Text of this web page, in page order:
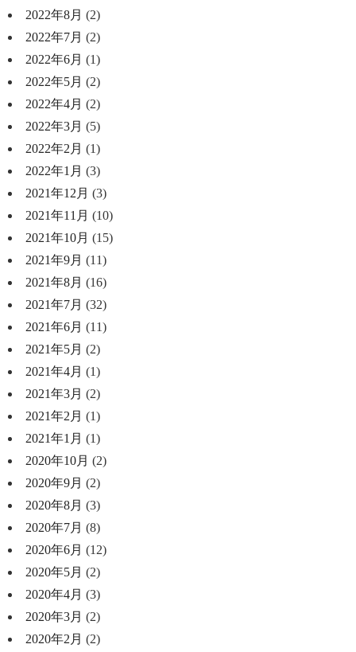
2022年8月 (2)
2022年7月 (2)
2022年6月 (1)
2022年5月 (2)
2022年4月 (2)
2022年3月 (5)
2022年2月 (1)
2022年1月 (3)
2021年12月 (3)
2021年11月 (10)
2021年10月 (15)
2021年9月 (11)
2021年8月 (16)
2021年7月 (32)
2021年6月 (11)
2021年5月 (2)
2021年4月 (1)
2021年3月 (2)
2021年2月 (1)
2021年1月 (1)
2020年10月 (2)
2020年9月 (2)
2020年8月 (3)
2020年7月 (8)
2020年6月 (12)
2020年5月 (2)
2020年4月 (3)
2020年3月 (2)
2020年2月 (2)